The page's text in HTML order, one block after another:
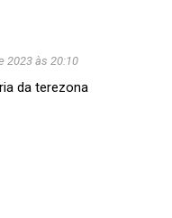
2023 às 20:10
da terezona